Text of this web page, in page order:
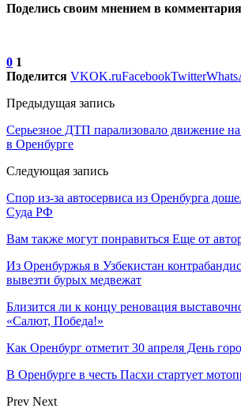
Поделись своим мнением в
0 1
Поделится VKOK.ruFacebookTwitter
Предыдущая запись
Серьезное ДТП парализовало движение
в Оренбурге
Следующая запись
Спор из-за автосервиса из Оренбурга
Суда РФ
Вам также могут понравиться Еще от
Из Оренбуржья в Узбекистан
вывезти бурых медвежат
Близится ли к концу реновация
«Салют, Победа!»
Как Оренбург отметит 30 апреля День
В Оренбурге в честь Пасхи стартует
Prev Next